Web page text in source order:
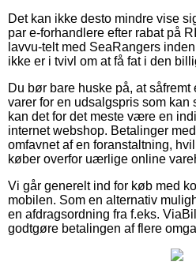
Det kan ikke desto mindre vise
par e-forhandlere efter rabat på
lavvu-telt med SeaRangers
ikke er i tvivl om at få fat i den
Du bør bare huske på, at
varer for en udsalgspris som kan
kan det for det meste være en
internet webshop. Betalinger
omfavnet af en foranstaltning,
køber overfor uærlige online
Vi går generelt ind for køb med
mobilen. Som en alternativ
en afdragsordning fra f.eks.
godtgøre betalingen af flere